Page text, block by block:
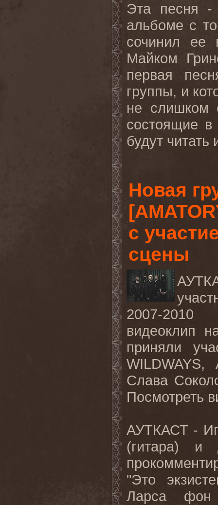
Эта песня
альбоме с
сочинил ее
Майком
первая
группы, и
не слишком
состоящие в
будут
Новая
с
сцены
2007-2010
видеоклип
приняли
Слава
Посмотреть
АУТКАСТ -
(гитара) и
"Это
Ларса